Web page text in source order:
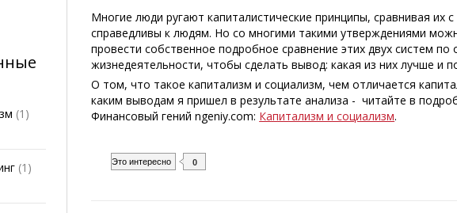
(1)
(1)
Многие люди ругают капиталистические принципы, сравнивая их
справедливы к людям. Но со многими такими утверждениями
провести собственное подробное сравнение этих двух систем
жизнедеятельности, чтобы сделать вывод: какая из них лучше и
О том, что такое капитализм и социализм, чем отличается
каким выводам я пришел в результате анализа - читайте в
Финансовый гений fingeniy.com: Капитализм и социализм.
Это интересно 0